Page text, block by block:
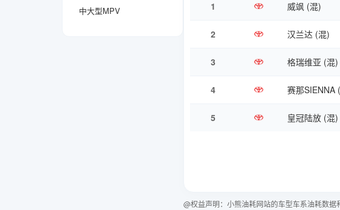
中大型MPV
1 威飒 (混)
2 汉兰达 (混)
3 格瑞维亚 (混)
4 赛那SIENNA
5 皇冠陆放 (混)
@权益声明：小熊油耗网站的车型车系油耗数